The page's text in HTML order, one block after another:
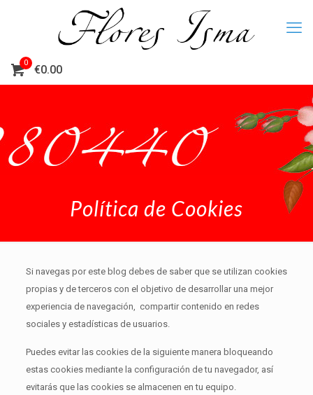
0
€0.00
Política de Cookies
Si navegas por este blog debes de saber que se utilizan cookies
propias y de terceros con el objetivo de desarrollar una mejor
experiencia de navegación, compartir contenido en redes
sociales y estadísticas de usuarios.
Puedes evitar las cookies de la siguiente manera bloqueando
estas cookies mediante la configuración de tu navegador, así
evitarás que las cookies se almacenen en tu equipo.